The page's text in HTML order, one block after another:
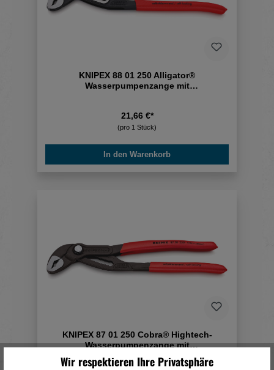
KNIPEX 88 01 250 Alligator®
Wasserpumpenzange mit
21,66 €*
(pro 1 Stück)
In den Warenkorb
KNIPEX 87 01 250 Cobra® Hightech-
Wasserpumpenzange mit
rutschhemmendem
Wir respektieren Ihre Privatsphäre